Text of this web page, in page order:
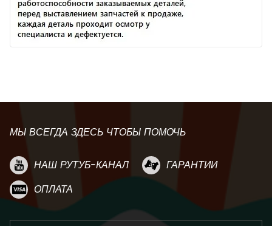
МЫ ВСЕГДА ЗДЕСЬ ЧТОБЫ ПОМОЧЬ
НАШ РУТУБ-КАНАЛ
ГАРАНТИИ
ОПЛАТА